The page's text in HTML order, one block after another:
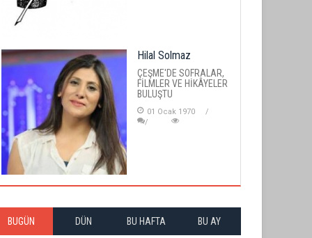
Hilal Solmaz
ÇEŞME'DE SOFRALAR,
FİLMLER VE HİKÂYELER
BULUŞTU
01 Ocak 1970
BUGÜN DÜN BU HAFTA BU AY